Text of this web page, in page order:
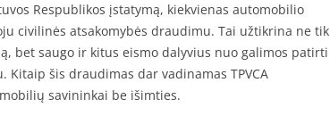
Respublikos įstatymą, kiekvienas automobilio
civilinės atsakomybės draudimu. Tai užtikrina ne tik
bet saugo ir kitus eismo dalyvius nuo galimos patirti
šis draudimas dar vadinamas TPVCA
savininkai be išimties.